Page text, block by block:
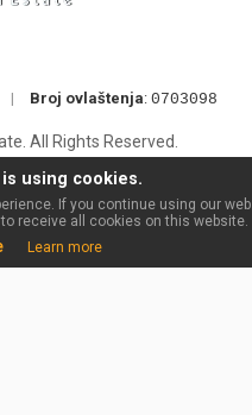
| Broj ovlaštenja: 0703098
All Rights Reserved.
using cookies.
If you continue using our
receive all cookies on this website.
Learn more